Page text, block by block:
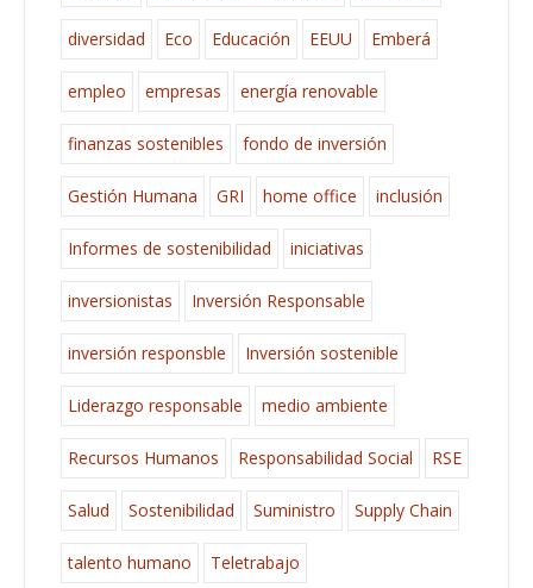
diversidad Eco Educación EEUU Emberá
empleo empresas energía renovable
finanzas sostenibles fondo de inversión
Gestión Humana GRI home office inclusión
Informes de sostenibilidad iniciativas
inversionistas Inversión Responsable
inversión responsble Inversión sostenible
Liderazgo responsable medio ambiente
Recursos Humanos Responsabilidad Social RSE
Salud Sostenibilidad Suministro Supply Chain
talento humano Teletrabajo